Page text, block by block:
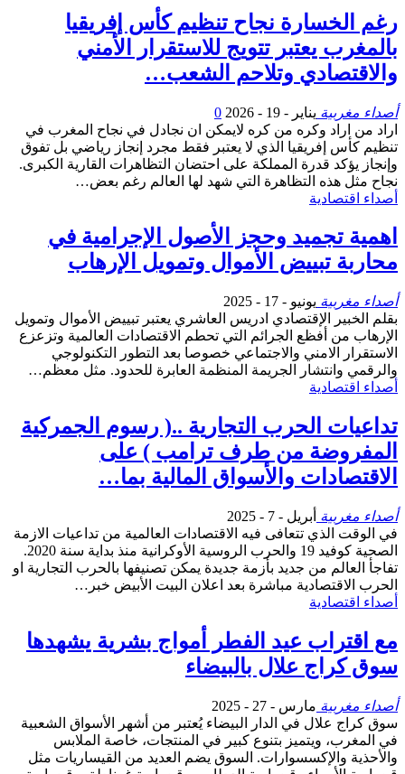
رغم الخسارة نجاح تنظيم كأس إفريقيا
بالمغرب يعتبر تتويج للاستقرار الأمني
والاقتصادي وتلاحم الشعب…
أصداء مغربية يناير - 19 - 2026
0
اراد من اراد وكره من كره لايمكن ان نجادل في نجاح المغرب في
تنظيم كأس إفريقيا الذي لا يعتبر فقط مجرد إنجاز رياضي بل تفوق
وإنجاز يؤكد قدرة المملكة على احتضان التظاهرات القارية الكبرى.
نجاح مثل هذه التظاهرة التي شهد لها العالم رغم بعض…
أصداء اقتصادية
اهمية تجميد وحجز الأصول الإجرامية في
محاربة تبييض الأموال وتمويل الإرهاب
أصداء مغربية يونيو - 17 - 2025
بقلم الخبير الإقتصادي ادريس العاشري يعتبر تبييض الأموال وتمويل
الإرهاب من أفظع الجرائم التي تحطم الاقتصادات العالمية وتزعزع
الاستقرار الامني والاجتماعي خصوصا بعد التطور التكنولوجي
والرقمي وانتشار الجريمة المنظمة العابرة للحدود. مثل معظم…
أصداء اقتصادية
تداعيات الحرب التجارية ..( رسوم الجمركية
المفروضة من طرف ترامب ) على
الاقتصادات والأسواق المالية بما…
أصداء مغربية أبريل - 7 - 2025
في الوقت الذي تتعافى فيه الاقتصادات العالمية من تداعيات الازمة
الصحية كوفيد 19 والحرب الروسية الأوكرانية منذ بداية سنة 2020.
تفاجأ العالم من جديد بأزمة جديدة يمكن تصنيفها بالحرب التجارية او
الحرب الاقتصادية مباشرة بعد اعلان البيت الأبيض خبر…
أصداء اقتصادية
مع اقتراب عيد الفطر أمواج بشرية يشهدها
سوق كراج علال بالبيضاء
أصداء مغربية مارس - 27 - 2025
سوق كراج علال في الدار البيضاء يُعتبر من أشهر الأسواق الشعبية
في المغرب، ويتميز بتنوع كبير في المنتجات، خاصة الملابس
والأحذية والإكسسوارات. السوق يضم العديد من القيساريات مثل